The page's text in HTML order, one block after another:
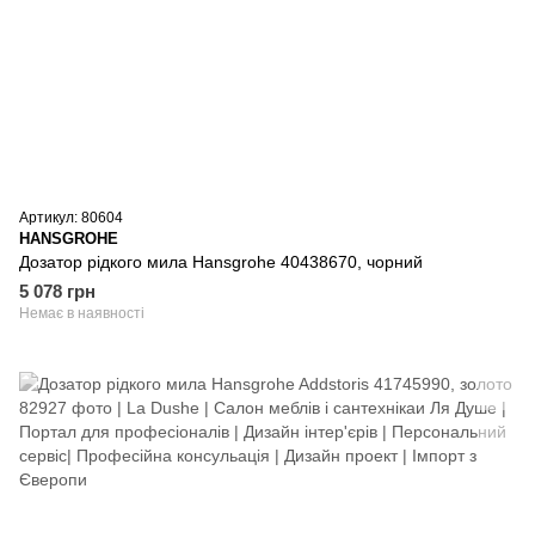
Артикул: 80604
HANSGROHE
Дозатор рідкого мила Hansgrohe 40438670, чорний
5 078 грн
Немає в наявності